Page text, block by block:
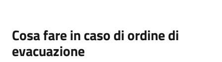
Cosa fare in caso di ordine di
evacuazione